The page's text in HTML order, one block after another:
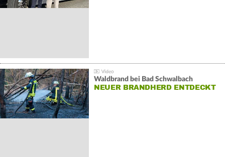
Waldbrand bei Bad Schwalbach
NEUER BRANDHERD ENTDECKT